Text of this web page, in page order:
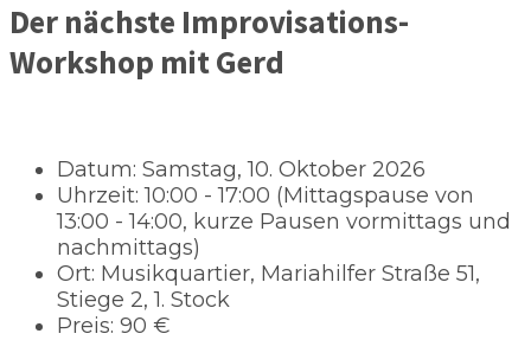
Der nächste Improvisations-
Workshop mit Gerd
Datum: Samstag, 10. Oktober 2026
Uhrzeit: 10:00 - 17:00 (Mittagspause von
13:00 - 14:00, kurze Pausen vormittags und
nachmittags)
Ort: Musikquartier, Mariahilfer Straße 51,
Stiege 2, 1. Stock
Preis: 90 €